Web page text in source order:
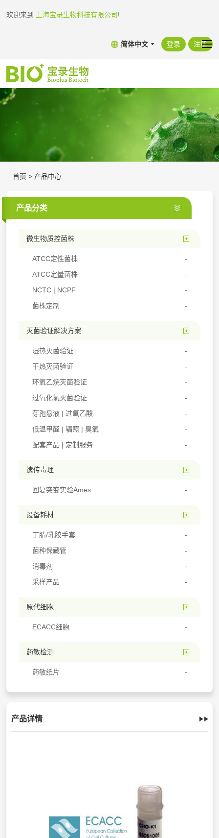
欢迎来到 上海宝录生物科技有限公司!
简体中文 登录 注册
首页 > 产品中心
产品分类
微生物质控菌株
ATCC定性菌株
ATCC定量菌株
NCTC | NCPF
菌株定制
灭菌验证解决方案
湿热灭菌验证
干热灭菌验证
环氧乙烷灭菌验证
过氧化氢灭菌验证
芽孢悬液 | 过氧乙酸
低温甲醛 | 辐照 | 臭氧
配套产品 | 定制服务
遗传毒理
回复突变实验Ames
设备耗材
丁腈/乳胶手套
菌种保藏管
消毒剂
采样产品
原代细胞
ECACC细胞
药敏检测
药敏纸片
产品详情